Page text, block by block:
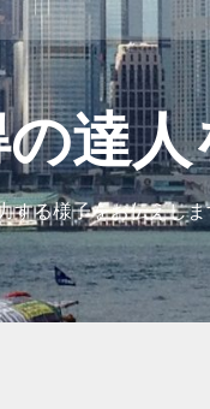
達
する様子をお伝え